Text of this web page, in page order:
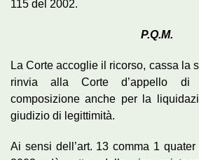
115 del 2002.
P.Q.M.
La Corte accoglie il ricorso, cassa la
rinvia alla Corte d’appello di
composizione anche per la
giudizio di legittimità.
Ai sensi dell’art. 13 comma 1 quater